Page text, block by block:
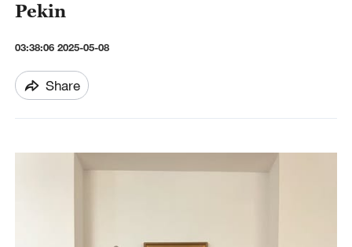
Pekin
03:38:06 2025-05-08
Share